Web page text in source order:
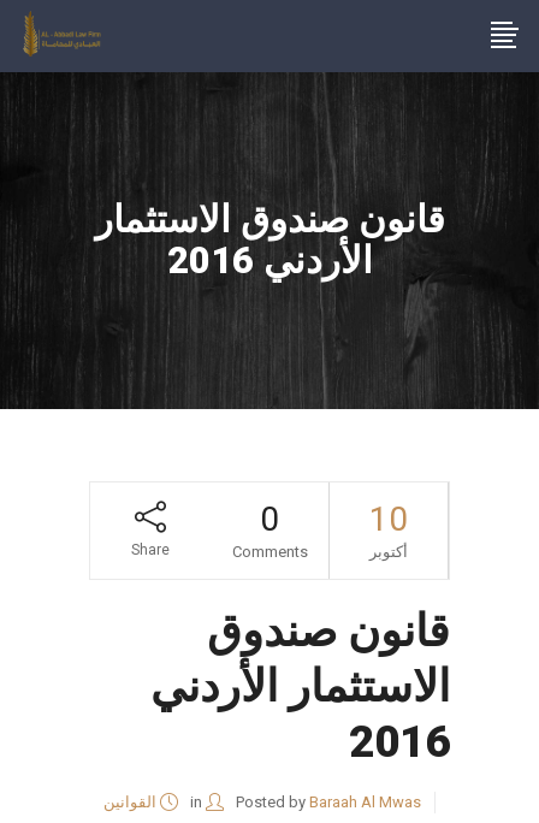
قانون صندوق الاستثمار
الأردني 2016
10
أكتوبر
0
Comments
Share
قانون صندوق
الاستثمار الأردني
2016
Posted by Baraah Al Mwas
in القوانين